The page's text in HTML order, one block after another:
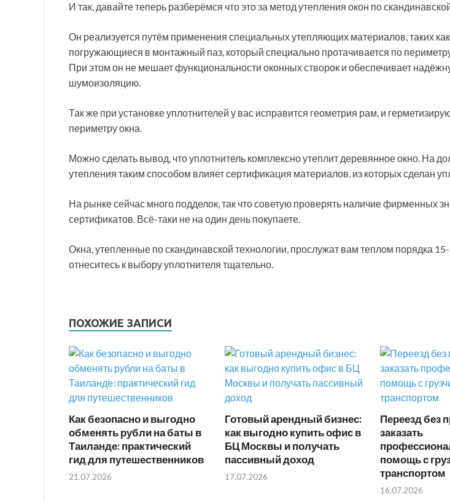
И так, давайте теперь разберёмся что это за метод утепления окон по
Он реализуется путём применения специальных утепляющих материалов, таких
погружающиеся в монтажный паз, который специально протачивается по
При этом он не мешает функциональности оконных створок и обеспечивает
шумоизоляцию.
Так же при установке уплотнителей у вас исправится геометрия рам, и
периметру окна.
Можно сделать вывод, что уплотнитель комплексно утеплит деревянное окно. На
утепления таким способом влияет сертификация материалов, из которых сделан
На рынке сейчас много подделок, так что советую проверять наличие фирменных
сертификатов. Всё-таки не на один день покупаете.
Окна, утепленные по скандинавской технологии, прослужат вам теплом порядка 15-
отнеситесь к выбору уплотнителя тщательно.
ПОХОЖИЕ ЗАПИСИ
Как безопасно и выгодно
обменять рубли на баты в
Таиланде: практический
гид для путешественников
21.07.2026
Готовый арендный бизнес:
как выгодно купить офис в
БЦ Москвы и получать
пассивный доход
17.07.2026
Переезд без
заказать
помощь с
транспортом
16.07.2026